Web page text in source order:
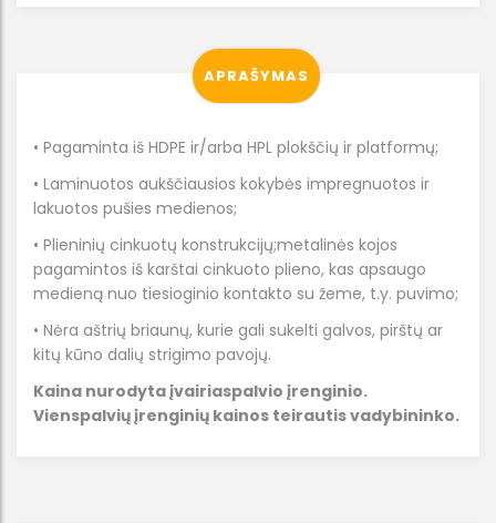
APRAŠYMAS
• Pagaminta iš HDPE ir/arba HPL plokščių ir platformų;
• Laminuotos aukščiausios kokybės impregnuotos ir
lakuotos pušies medienos;
• Plieninių cinkuotų konstrukcijų;metalinės kojos
pagamintos iš karštai cinkuoto plieno, kas apsaugo
medieną nuo tiesioginio kontakto su žeme, t.y. puvimo;
• Nėra aštrių briaunų, kurie gali sukelti galvos, pirštų ar
kitų kūno dalių strigimo pavojų.
Kaina nurodyta įvairiaspalvio įrenginio.
Vienspalvių įrenginių kainos teirautis vadybininko.